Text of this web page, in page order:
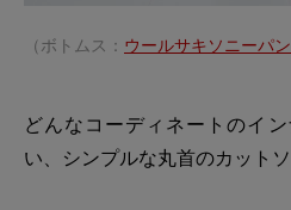
（ボトムス： ウールサキソニーパ
どんなコーディネートのイ
い、シンプルな丸首のカットソ